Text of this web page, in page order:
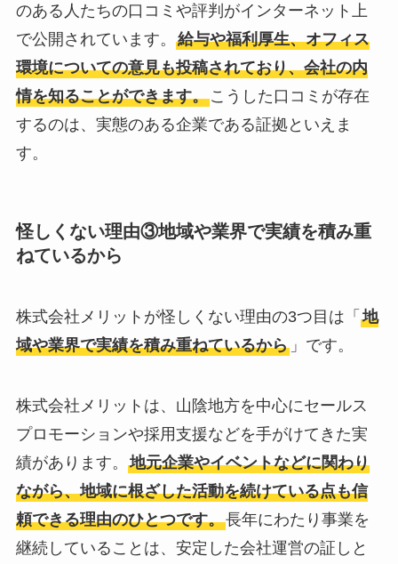
のある人たちの口コミや評判がインターネット上
で公開されています。 給与や福利厚生、オフィス
環境についての意見も投稿されており、会社の内
情を知ることができます。こうした口コミが存在
するのは、実態のある企業である証拠といえま
す。
怪しくない理由③地域や業界で実績を積み重
ねているから
株式会社メリットが怪しくない理由の3つ目は「 地
域や業界で実績を積み重ねているから」です。
株式会社メリットは、山陰地方を中心にセールス
プロモーションや採用支援などを手がけてきた実
績があります。 地元企業やイベントなどに関わり
ながら、地域に根ざした活動を続けている点も信
頼できる理由のひとつです。長年にわたり事業を
継続していることは、安定した会社運営の証しと